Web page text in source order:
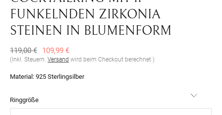
UNKELNDEN ZIRKONIA S
TEINEN IN BLUMENFORM
Normaler
Preis
119,00 € Verkaufspreis
109,99 €
(Inkl. Steuern. Versand wird beim Checkout berechnet )
Material: 925 Sterlingsilber
Ringgröße